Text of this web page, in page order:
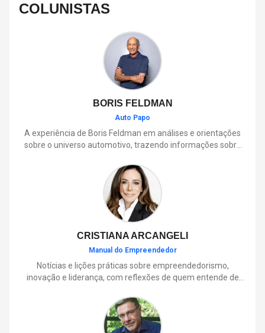
COLUNISTAS
BORIS FELDMAN
Auto Papo
A experiência de Boris Feldman em análises e orientações
sobre o universo automotivo, trazendo informações sobre
que envolve o dia a dia dos motoristas.
CRISTIANA ARCANGELI
Manual do Empreendedor
Notícias e lições práticas sobre empreendedorismo,
inovação e liderança, com reflexões de quem entende de